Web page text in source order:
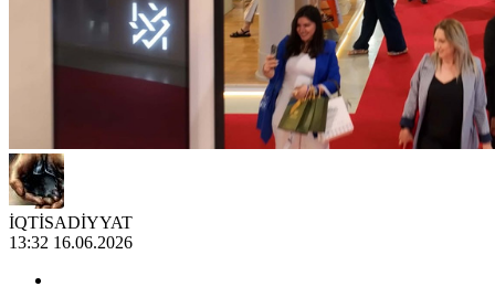
İQTİSADİYYAT
13:32 16.06.2026